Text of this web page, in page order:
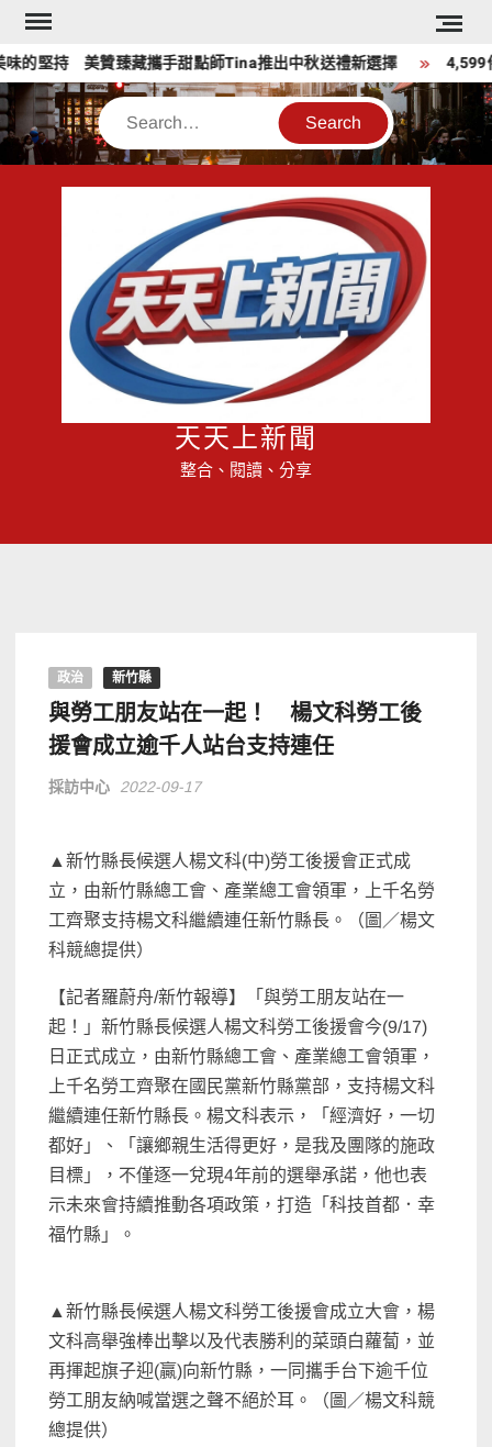
Skip
content
堅持 美贊臻藏攜手甜點師Tina推出中秋送禮新選擇 4,599件
Search
天天上新聞
整合、閱讀、分享
政治 新竹縣
與勞工朋友站在一起！ 楊文科勞工後
援會成立逾千人站台支持連任
採訪中心 2022-09-17
▲新竹縣長候選人楊文科(中)勞工後援會正式成
立，由新竹縣總工會、產業總工會領軍，上千名勞
工齊聚支持楊文科繼續連任新竹縣長。（圖／楊文
科競總提供）
【記者羅蔚舟/新竹報導】「與勞工朋友站在一
起！」新竹縣長候選人楊文科勞工後援會今(9/17)
日正式成立，由新竹縣總工會、產業總工會領軍，
上千名勞工齊聚在國民黨新竹縣黨部，支持楊文科
繼續連任新竹縣長。楊文科表示，「經濟好，一切
都好」、「讓鄉親生活得更好，是我及團隊的施政
目標」，不僅逐一兌現4年前的選舉承諾，他也表
示未來會持續推動各項政策，打造「科技首都．幸
福竹縣」。
▲新竹縣長候選人楊文科勞工後援會成立大會，楊
文科高舉強棒出擊以及代表勝利的菜頭白蘿蔔，並
再揮起旗子迎(贏)向新竹縣，一同攜手台下逾千位
勞工朋友納喊當選之聲不絕於耳。（圖／楊文科競
總提供）